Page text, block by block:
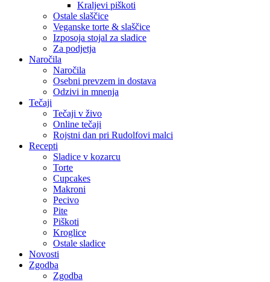
Kraljevi piškoti
Ostale slaščice
Veganske torte & slaščice
Izposoja stojal za sladice
Za podjetja
Naročila
Naročila
Osebni prevzem in dostava
Odzivi in mnenja
Tečaji
Tečaji v živo
Online tečaji
Rojstni dan pri Rudolfovi malci
Recepti
Sladice v kozarcu
Torte
Cupcakes
Makroni
Pecivo
Pite
Piškoti
Kroglice
Ostale sladice
Novosti
Zgodba
Zgodba